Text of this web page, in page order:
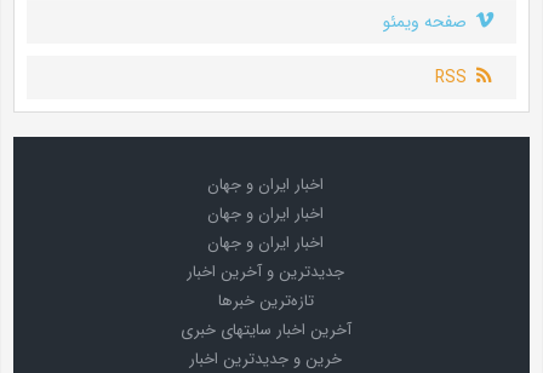
صفحه ویمئو
RSS
اخبار ایران و جهان
اخبار ایران و جهان
اخبار ایران و جهان
جدیدترین و آخرین اخبار
تازه‌ترین خبرها
آخرین اخبار سایتهای خبری
خرین و جدیدترین اخبار